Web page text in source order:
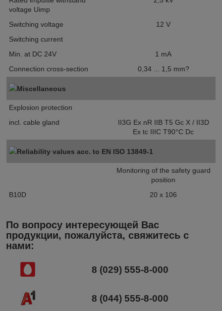
voltage Uimp
Switching voltage 12 V
Switching current
Min. at DC 24V
1 mA
Connection cross-section
0,34 ... 1,5 mm?
Miscellaneous
Explosion protection
incl. cable gland
II3G Ex nR IIB T5 Gc X / II3D
Ex tc IIIC T90°C Dc
Reliability values acc. to EN ISO 13849-1
Monitoring of the safety guard
position
B10D 20 x 106
По вопросу интересующей Вас
продукции, пожалуйста, свяжитесь с
нами:
8 (029) 555-8-000
8 (044) 555-8-000